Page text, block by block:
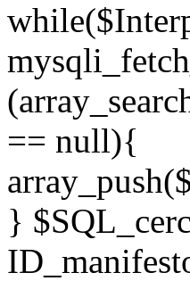
== null){
}